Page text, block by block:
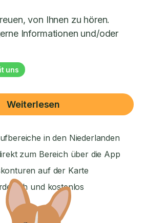
von Ihnen zu hören.
Informationen und/oder
uns
Weiterlesen
in den Niederlanden
zum Bereich über die App
auf der Karte
und kostenlos